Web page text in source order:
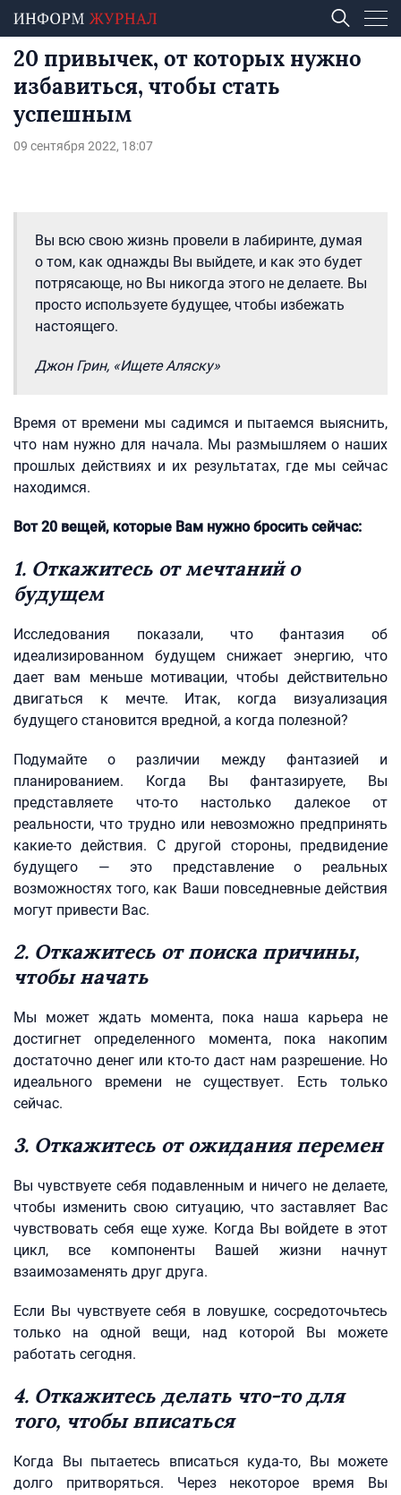
20 привычек, от которых нужно
избавиться, чтобы стать
успешным
09 сентября 2022, 18:07
Вы всю свою жизнь провели в лабиринте, думая
о том, как однажды Вы выйдете, и как это будет
потрясающе, но Вы никогда этого не делаете. Вы
просто используете будущее, чтобы избежать
настоящего.
Джон Грин, «Ищете Аляску»
Время от времени мы садимся и пытаемся выяснить,
что нам нужно для начала. Мы размышляем о наших
прошлых действиях и их результатах, где мы сейчас
находимся.
Вот 20 вещей, которые Вам нужно бросить сейчас:
1. Откажитесь от мечтаний о
будущем
Исследования показали, что фантазия об
идеализированном будущем снижает энергию, что
дает вам меньше мотивации, чтобы действительно
двигаться к мечте. Итак, когда визуализация
будущего становится вредной, а когда полезной?
Подумайте о различии между фантазией и
планированием. Когда Вы фантазируете, Вы
представляете что-то настолько далекое от
реальности, что трудно или невозможно предпринять
какие-то действия. С другой стороны, предвидение
будущего — это представление о реальных
возможностях того, как Ваши повседневные действия
могут привести Вас.
2. Откажитесь от поиска причины,
чтобы начать
Мы может ждать момента, пока наша карьера не
достигнет определенного момента, пока накопим
достаточно денег или кто-то даст нам разрешение. Но
идеального времени не существует. Есть только
сейчас.
3. Откажитесь от ожидания перемен
Вы чувствуете себя подавленным и ничего не делаете,
чтобы изменить свою ситуацию, что заставляет Вас
чувствовать себя еще хуже. Когда Вы войдете в этот
цикл, все компоненты Вашей жизни начнут
взаимозаменять друг друга.
Если Вы чувствуете себя в ловушке, сосредоточьтесь
только на одной вещи, над которой Вы можете
работать сегодня.
4. Откажитесь делать что-то для
того, чтобы вписаться
Когда Вы пытаетесь вписаться куда-то, Вы можете
долго притворяться. Через некоторое время Вы